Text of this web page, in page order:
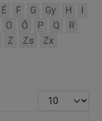
É F G Gy H
Ö Ő P Q
R
Z Zs Zx
Display #